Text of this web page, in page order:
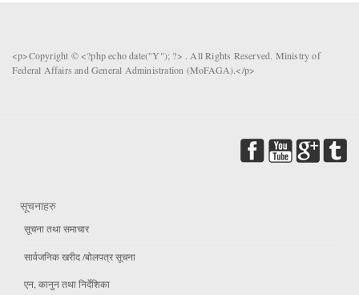
<p>Copyright © <?php echo date("Y"); ?> . All Rights Reserved. Ministry of
Federal Affairs and General Administration (MoFAGA).</p>
सूचनाहरु
सूचना तथा समाचार
सार्वजनिक खरीद /बोलपत्र सूचना
एन, कानुन तथा निर्देशिका